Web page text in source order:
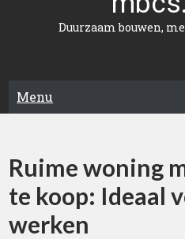
Duurzaam bouwen,
Menu
Ruime woning
te koop: Ideaal
werken